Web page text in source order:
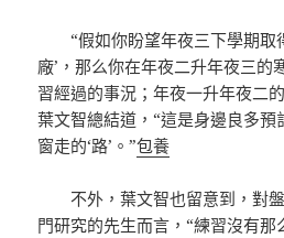
“假如你盼望年夜三下學期取
廠’，那么你在年夜二升年夜三的
習經過的事況；年夜一升年夜二
葉文智總結道，“這是身邊良多預
窗走的‘路’。”包養
不外，葉文智也留意到，對
門研究的先生而言，“練習沒有